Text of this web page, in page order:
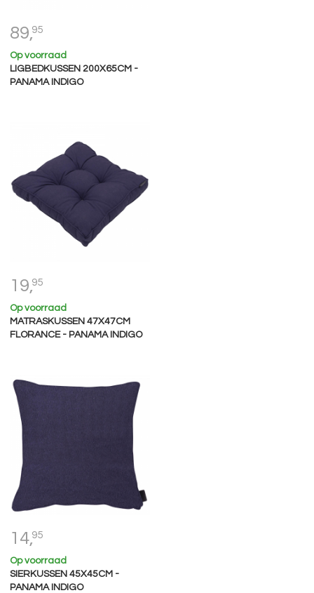
89,95
Op voorraad
LIGBEDKUSSEN 200X65CM -
PANAMA INDIGO
19,95
Op voorraad
MATRASKUSSEN 47X47CM
FLORANCE - PANAMA INDIGO
14,95
Op voorraad
SIERKUSSEN 45X45CM -
PANAMA INDIGO